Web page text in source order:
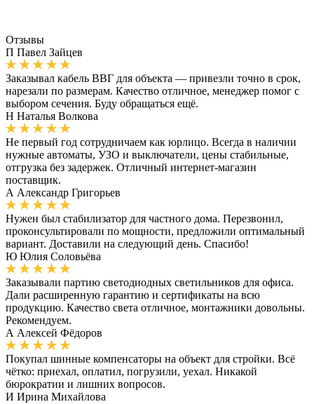
Отзывы
П Павел Зайцев
Заказывал кабель ВВГ для объекта — привезли точно в срок,
нарезали по размерам. Качество отличное, менеджер помог с
выбором сечения. Буду обращаться ещё.
Н Наталья Волкова
Не первый год сотрудничаем как юрлицо. Всегда в наличии
нужные автоматы, УЗО и выключатели, цены стабильные,
отгрузка без задержек. Отличный интернет-магазин
поставщик.
А Александр Григорьев
Нужен был стабилизатор для частного дома. Перезвонил,
проконсультировали по мощности, предложили оптимальный
вариант. Доставили на следующий день. Спасибо!
Ю Юлия Соловьёва
Заказывали партию светодиодных светильников для офиса.
Дали расширенную гарантию и сертификаты на всю
продукцию. Качество света отличное, монтажники довольны.
Рекомендуем.
А Алексей Фёдоров
Покупал шинные компенсаторы на объект для стройки. Всё
чётко: приехал, оплатил, погрузили, уехал. Никакой
бюрократии и лишних вопросов.
И Ирина Михайлова